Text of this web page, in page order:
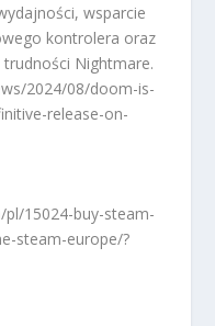
wsparcie
kontrolera oraz
Nightmare.
2024/08/doom-is-
release-on-
15024-buy-steam-
steam-europe/?